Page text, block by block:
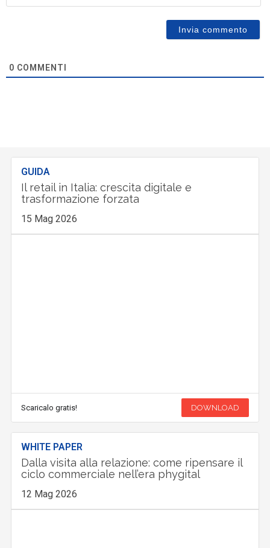
0 COMMENTI
GUIDA
Il retail in Italia: crescita digitale e
trasformazione forzata
15 Mag 2026
Scaricalo gratis! DOWNLOAD
WHITE PAPER
Dalla visita alla relazione: come ripensare il
ciclo commerciale nell’era phygital
12 Mag 2026